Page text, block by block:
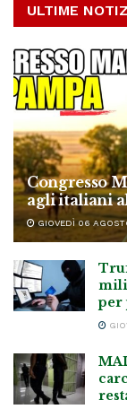
ULTIME
Congresso
agli italiani
GIOVEDÌ 06
per